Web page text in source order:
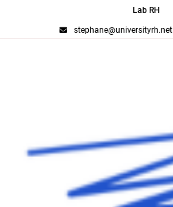
Lab RH
stephane@universityrh.net